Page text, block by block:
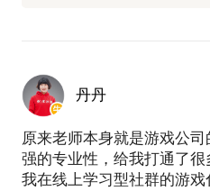
丹丹
原来老师本身就是游戏公
强的专业性，给我打通了
我在线上学习型社群的游